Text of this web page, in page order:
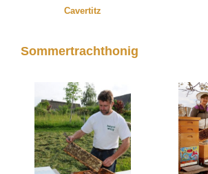
Cavertitz
Sommertrachthonig